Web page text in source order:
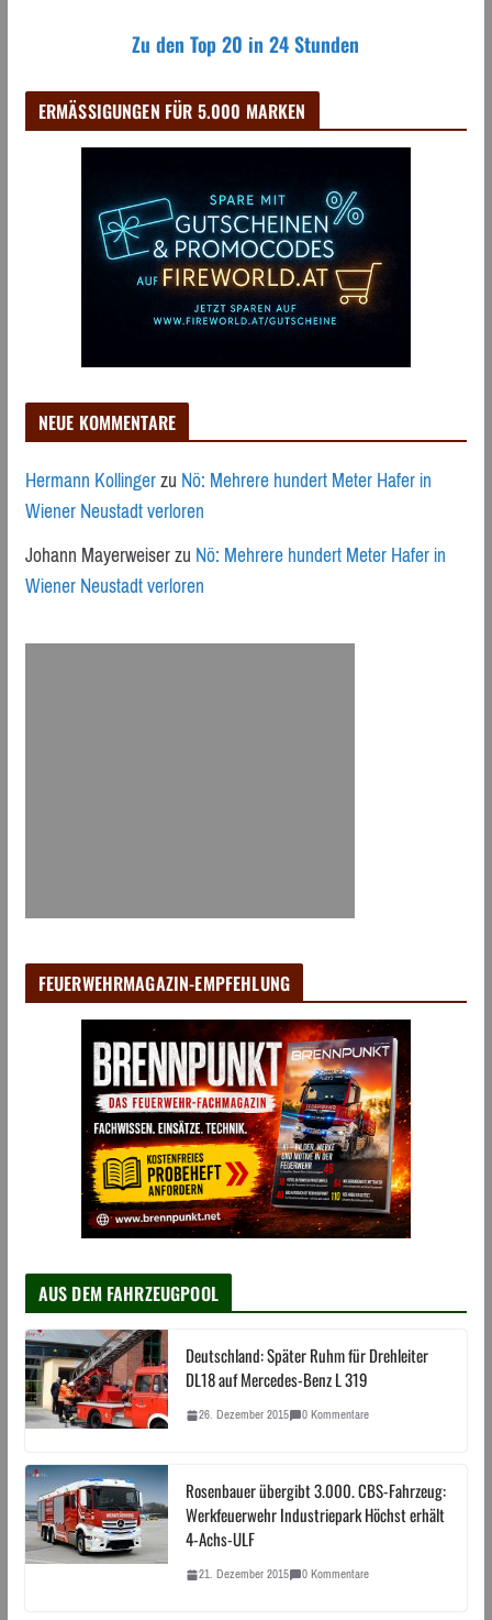
Zu den Top 20 in 24 Stunden
ERMÄSSIGUNGEN FÜR 5.000 MARKEN
NEUE KOMMENTARE
Hermann KollingerzuNö: Mehrere hundert Meter Hafer in
Wiener Neustadt verloren
Johann MayerweiserzuNö: Mehrere hundert Meter Hafer in
Wiener Neustadt verloren
FEUERWEHRMAGAZIN-EMPFEHLUNG
AUS DEM FAHRZEUGPOOL
Deutschland: Später Ruhm für Drehleiter
DL18 auf Mercedes-Benz L 319
26. Dezember 2015 0 Kommentare
Rosenbauer übergibt 3.000. CBS-Fahrzeug:
Werkfeuerwehr Industriepark Höchst erhält
4-Achs-ULF
21. Dezember 2015 0 Kommentare